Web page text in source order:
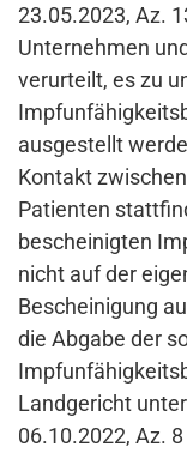
23.05.2023, Az.
Unternehmen
verurteilt, es zu
ausgestellt
Kontakt
Patienten
bescheinigten
nicht auf der
Bescheinigung
die Abgabe der
Landgericht
06.10.2022, Az.